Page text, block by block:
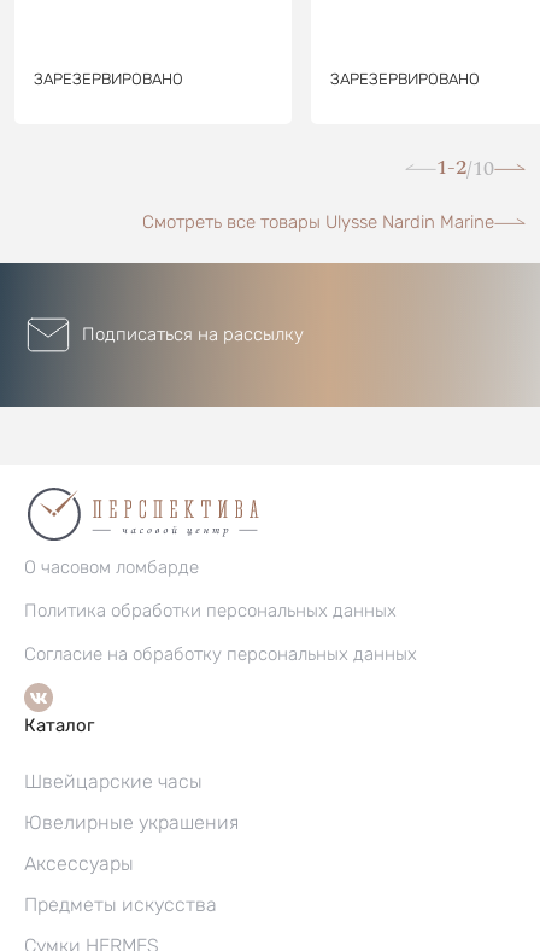
ЗАРЕЗЕРВИРОВАНО ЗАРЕЗЕРВИРОВАНО
1-2/10
Смотреть все товары Ulysse Nardin Marine
Подписаться на рассылку
О часовом ломбарде
Политика обработки персональных данных
Согласие на обработку персональных данных
Каталог
Швейцарские часы
Ювелирные украшения
Аксессуары
Предметы искусства
Сумки HERMES